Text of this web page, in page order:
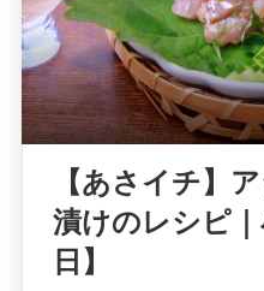
【あさイチ】
漬けのレシピ
日】